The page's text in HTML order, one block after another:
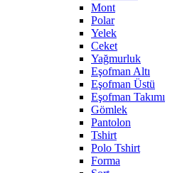
Mont
Polar
Yelek
Ceket
Yağmurluk
Eşofman Altı
Eşofman Üstü
Eşofman Takımı
Gömlek
Pantolon
Tshirt
Polo Tshirt
Forma